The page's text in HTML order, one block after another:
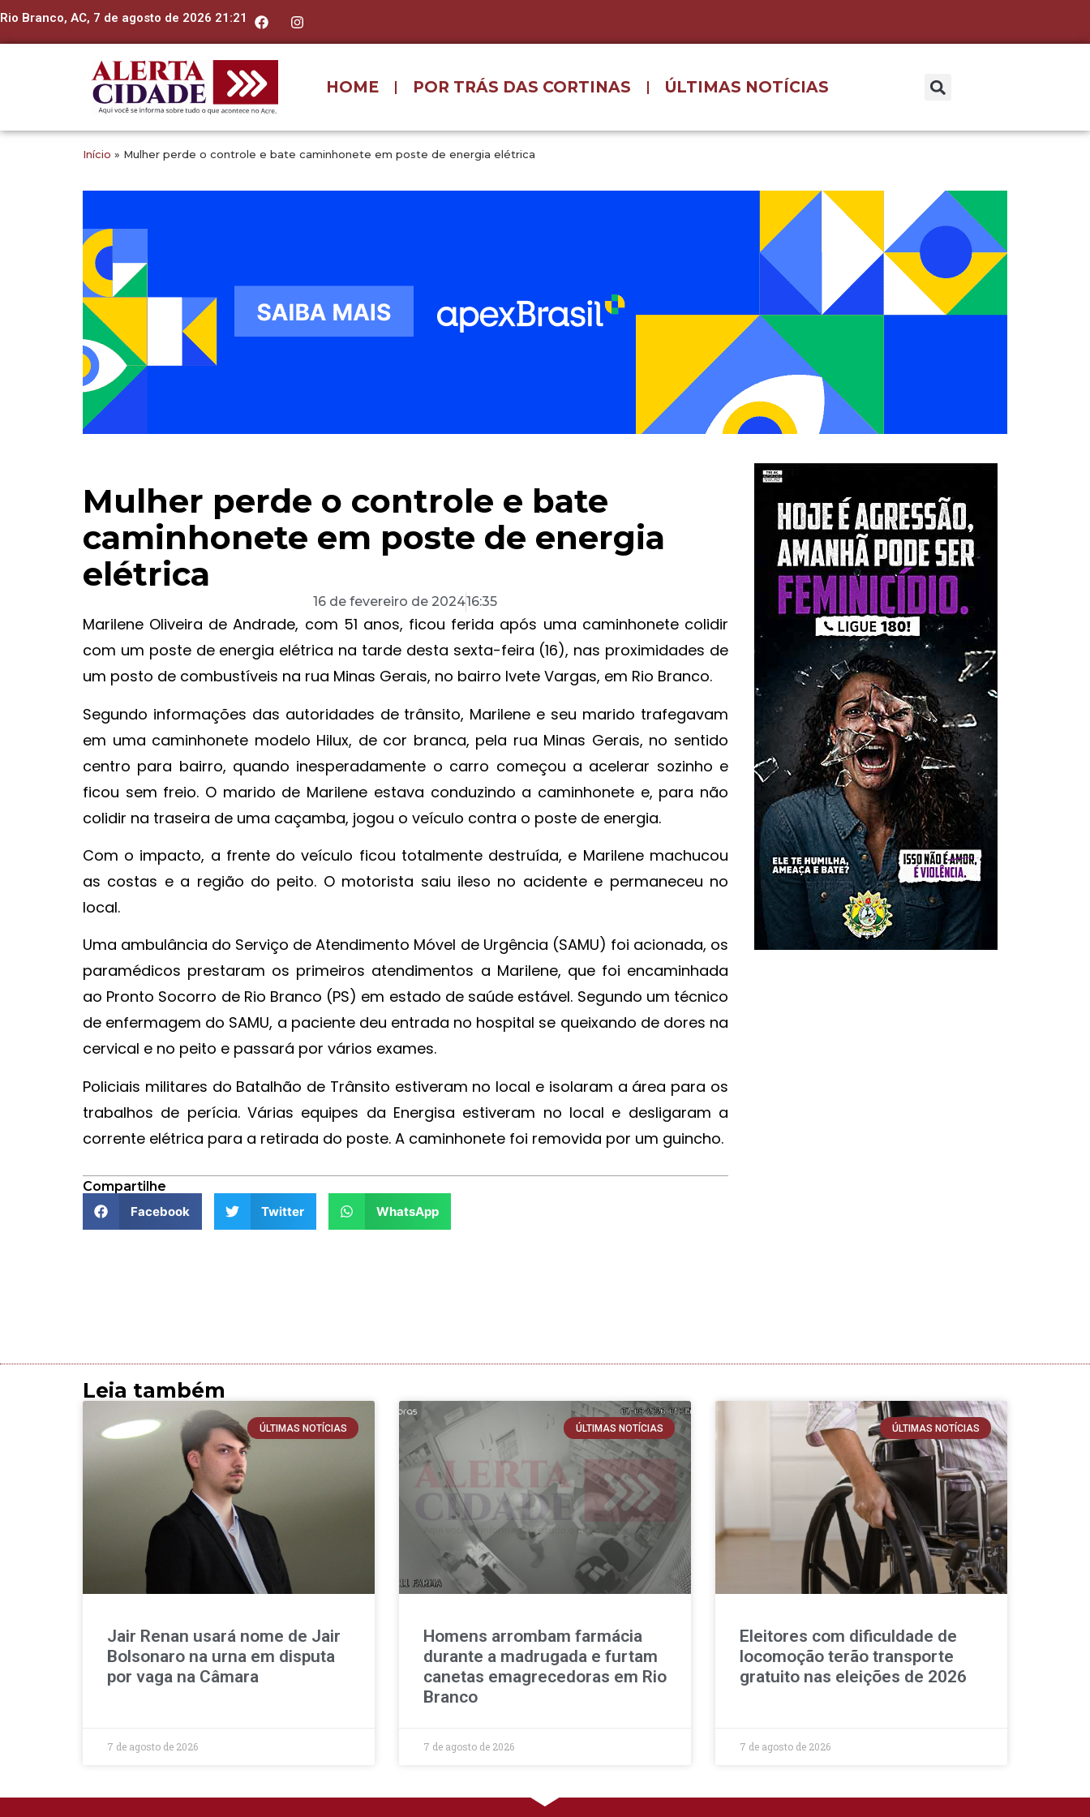
Rio Branco, AC, 7 de agosto de 2026 21:21
HOME POR TRÁS DAS CORTINAS ÚLTIMAS NOTÍCIAS
Início » Mulher perde o controle e bate caminhonete em poste de energia elétrica
Mulher perde o controle e bate
caminhonete em poste de energia
elétrica
16 de fevereiro de 202416:35
Marilene Oliveira de Andrade, com 51 anos, ficou ferida após uma caminhonete colidir
com um poste de energia elétrica na tarde desta sexta-feira (16), nas proximidades de
um posto de combustíveis na rua Minas Gerais, no bairro Ivete Vargas, em Rio Branco.
Segundo informações das autoridades de trânsito, Marilene e seu marido trafegavam
em uma caminhonete modelo Hilux, de cor branca, pela rua Minas Gerais, no sentido
centro para bairro, quando inesperadamente o carro começou a acelerar sozinho e
ficou sem freio. O marido de Marilene estava conduzindo a caminhonete e, para não
colidir na traseira de uma caçamba, jogou o veículo contra o poste de energia.
Com o impacto, a frente do veículo ficou totalmente destruída, e Marilene machucou
as costas e a região do peito. O motorista saiu ileso no acidente e permaneceu no
local.
Uma ambulância do Serviço de Atendimento Móvel de Urgência (SAMU) foi acionada, os
paramédicos prestaram os primeiros atendimentos a Marilene, que foi encaminhada
ao Pronto Socorro de Rio Branco (PS) em estado de saúde estável. Segundo um técnico
de enfermagem do SAMU, a paciente deu entrada no hospital se queixando de dores na
cervical e no peito e passará por vários exames.
Policiais militares do Batalhão de Trânsito estiveram no local e isolaram a área para os
trabalhos de perícia. Várias equipes da Energisa estiveram no local e desligaram a
corrente elétrica para a retirada do poste. A caminhonete foi removida por um guincho.
Compartilhe
Facebook
Twitter WhatsApp
Leia também
ÚLTIMAS NOTÍCIAS
Jair Renan usará nome de Jair
Bolsonaro na urna em disputa
por vaga na Câmara
7 de agosto de 2026
ÚLTIMAS NOTÍCIAS
Homens arrombam farmácia
durante a madrugada e furtam
canetas emagrecedoras em Rio
Branco
7 de agosto de 2026
ÚLTIMAS NOTÍCIAS
Eleitores com dificuldade de
locomoção terão transporte
gratuito nas eleições de 2026
7 de agosto de 2026